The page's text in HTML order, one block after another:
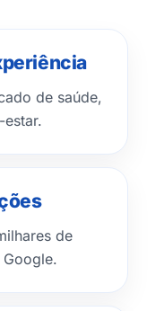
de saúde,
de